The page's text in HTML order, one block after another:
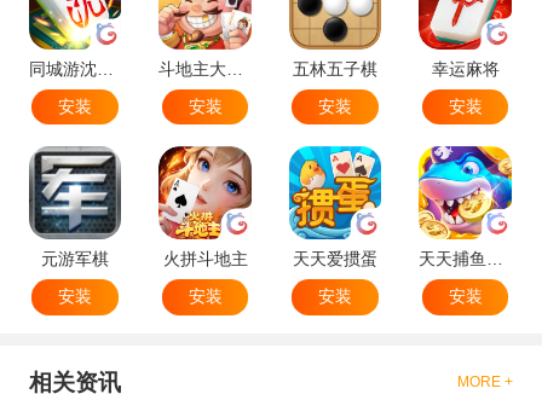
同城游沈阳麻将
安装
安装
五林五子棋
安装
幸运麻将
安装
元游军棋
安装
火拼斗地主
安装
天天爱掼蛋
安装
安装
相关资讯 MORE +